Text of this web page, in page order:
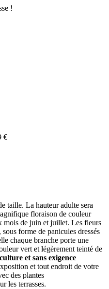
!
€
taille. La hauteur adulte sera
floraison de couleur
mois de juin et juillet. Les fleurs
forme de panicules dressés
chaque branche porte une
vert et légèrement teinté de
et sans exigence
et tout endroit de votre
des plantes
les terrasses.